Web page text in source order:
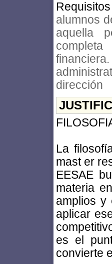
alumnos
aquella
dirección
La
mast er
EESAE
materia
amplios y
aplicar
es el
convierte